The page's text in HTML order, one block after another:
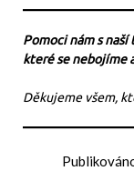
Pomoci nám s
které se nebojíme
Děkujeme všem,